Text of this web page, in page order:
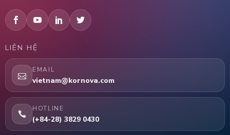
LIÊN HỆ
EMAIL
vietnam@kornova.com
HOTLINE
(+84-28) 3829 0430